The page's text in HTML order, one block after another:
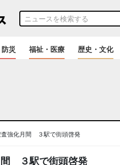
災 福祉・医療 歴史・文化
査強化月間 ３駅で街頭啓発
間 ３駅で街頭啓発